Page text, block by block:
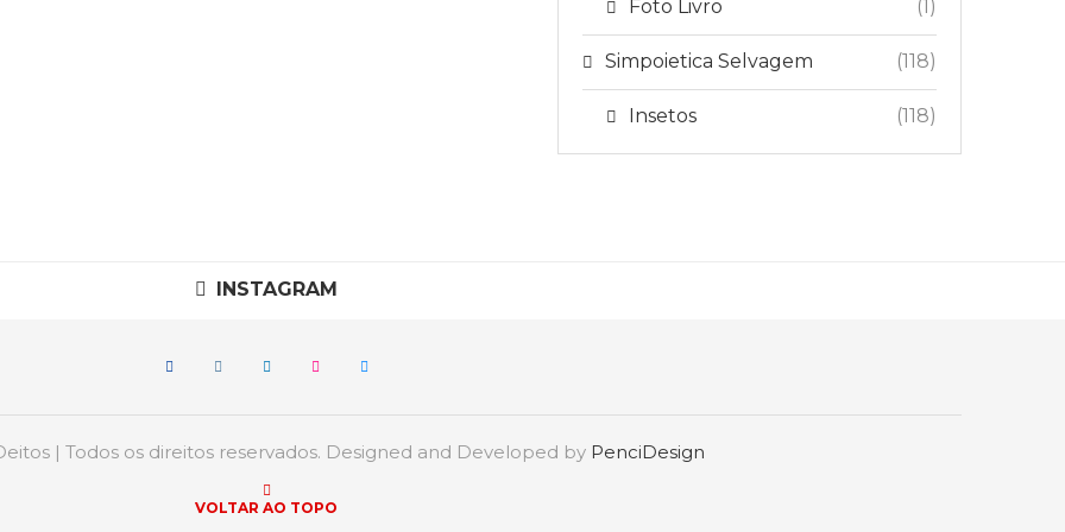
Foto Livro (1)
Simpoietica Selvagem (118)
Insetos (118)
INSTAGRAM
| Todos os direitos reservados. Designed and Developed by PenciDesign
VOLTAR AO TOPO